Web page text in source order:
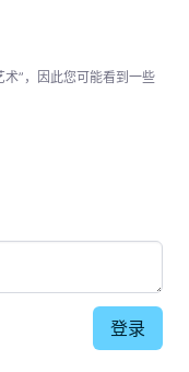
”，因此您可能看到一些
登录